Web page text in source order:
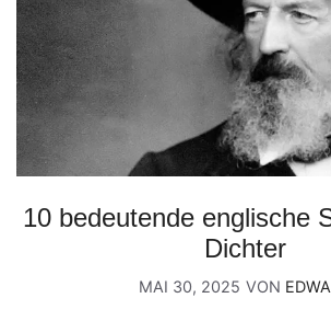
10 bedeutende englische
Dichter
MAI 30, 2025 VON